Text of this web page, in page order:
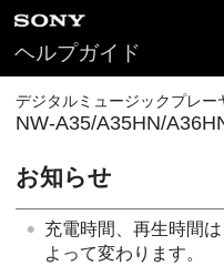
ヘルプガイド
デジタルミュージックプレー
NW-A35/A35HN/
お知らせ
充電時間、再生時間
よって変わります。